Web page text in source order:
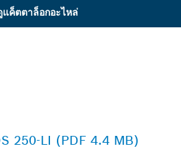
แค็ตตาล็อกอะไหล่
250-LI (PDF 4.4 MB)